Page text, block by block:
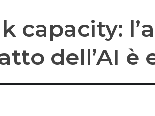
capacity:
dell’AI è